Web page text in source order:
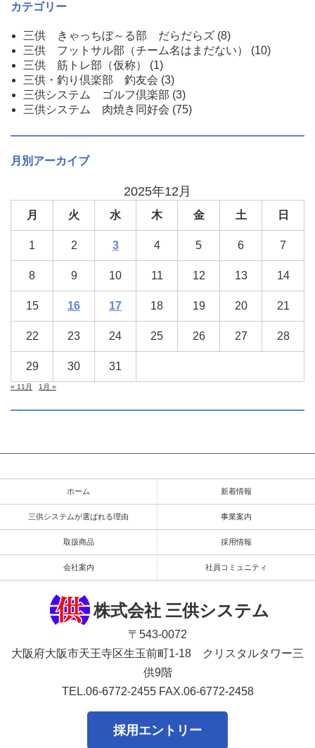
カテゴリー
三供 きゃっちぼ～る部 だらだらズ(8)
三供 フットサル部（チーム名はまだない）
(10)
三供 筋トレ部（仮称）
(1)
三供・釣り倶楽部 釣友会 (3)
三供システム ゴルフ倶楽部 (3)
三供システム 肉焼き同好会 (75)
月別アーカイブ
2025年12月
月 火 水 木 金 土 日
1 2 3 4 5 6 7
8 9 10 11 12 13 14
15 16 17 18 19 20 21
22 23 24 25 26 27 28
29 30 31
« 11月 1月 »
ホーム 新着情報
三供システムが選ばれる理由 事業案内
取扱商品 採用情報
会社案内 社員コミュニティ
株式会社 三供システム
〒543-0072
大阪府大阪市天王寺区生玉前町1-18 クリスタルタワー三
供9階
TEL.06-6772-2455FAX.06-6772-2458
採用エントリー